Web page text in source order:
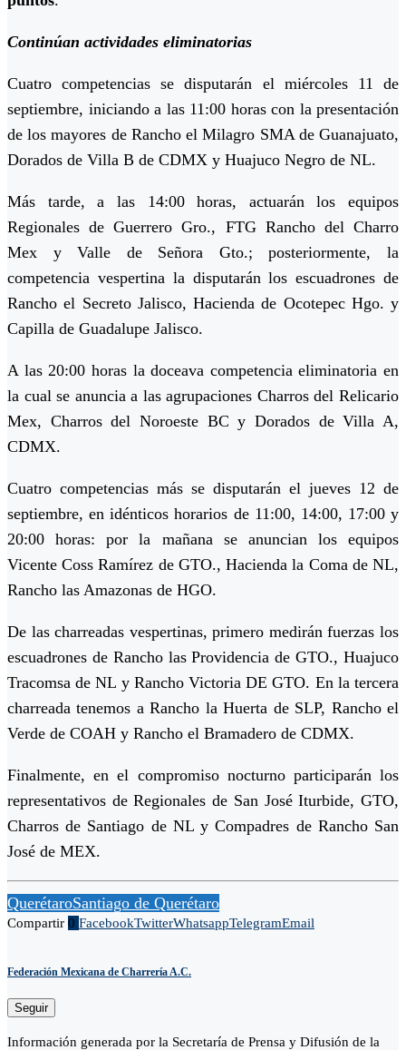
Continúan actividades eliminatorias
Cuatro competencias se disputarán el miércoles 11 de
septiembre, iniciando a las 11:00 horas con la presentación
de los mayores de Rancho el Milagro SMA de Guanajuato,
Dorados de Villa B de CDMX y Huajuco Negro de NL.
Más tarde, a las 14:00 horas, actuarán los equipos
Regionales de Guerrero Gro., FTG Rancho del Charro
Mex y Valle de Señora Gto.; posteriormente, la
competencia vespertina la disputarán los escuadrones de
Rancho el Secreto Jalisco, Hacienda de Ocotepec Hgo. y
Capilla de Guadalupe Jalisco.
A las 20:00 horas la doceava competencia eliminatoria en
la cual se anuncia a las agrupaciones Charros del Relicario
Mex, Charros del Noroeste BC y Dorados de Villa A,
CDMX.
Cuatro competencias más se disputarán el jueves 12 de
septiembre, en idénticos horarios de 11:00, 14:00, 17:00 y
20:00 horas: por la mañana se anuncian los equipos
Vicente Coss Ramírez de GTO., Hacienda la Coma de NL,
Rancho las Amazonas de HGO.
De las charreadas vespertinas, primero medirán fuerzas los
escuadrones de Rancho las Providencia de GTO., Huajuco
Tracomsa de NL y Rancho Victoria DE GTO. En la tercera
charreada tenemos a Rancho la Huerta de SLP, Rancho el
Verde de COAH y Rancho el Bramadero de CDMX.
Finalmente, en el compromiso nocturno participarán los
representativos de Regionales de San José Iturbide, GTO,
Charros de Santiago de NL y Compadres de Rancho San
José de MEX.
QuerétaroSantiago de Querétaro
Compartir 0 FacebookTwitterWhatsappTelegramEmail
Federación Mexicana de Charrería A.C.
Seguir
Información generada por la Secretaría de Prensa y Difusión de la